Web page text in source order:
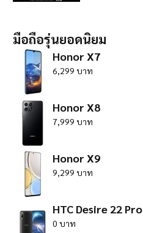
มือถือรุ่นยอดนิยม
Honor X7
6,299 บาท
Honor X8
7,999 บาท
Honor X9
9,299 บาท
HTC Desire 22 Pro
0 บาท